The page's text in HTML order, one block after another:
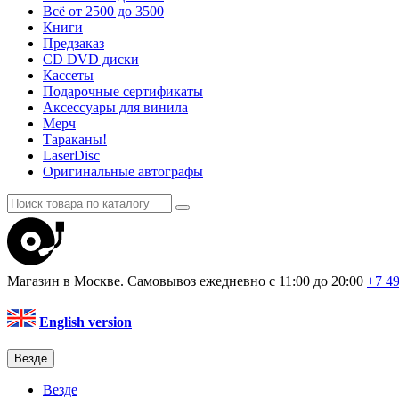
Всё от 2500 до 3500
Книги
Предзаказ
CD DVD диски
Кассеты
Подарочные сертификаты
Аксессуары для винила
Мерч
Тараканы!
LaserDisc
Оригинальные автографы
Магазин в Москве. Самовывоз ежедневно с 11:00 до 20:00 +7
English version
Везде
Везде